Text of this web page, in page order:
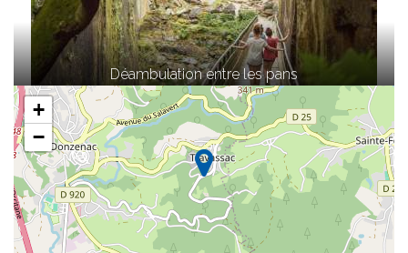
Déambulation entre les pans
+
−